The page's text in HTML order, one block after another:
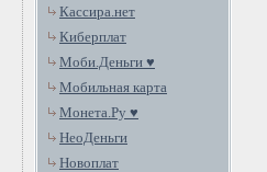
Кассира.нет
Киберплат
Моби.Деньги ♥
Мобильная карта
Монета.Ру ♥
НеоДеньги
Новоплат